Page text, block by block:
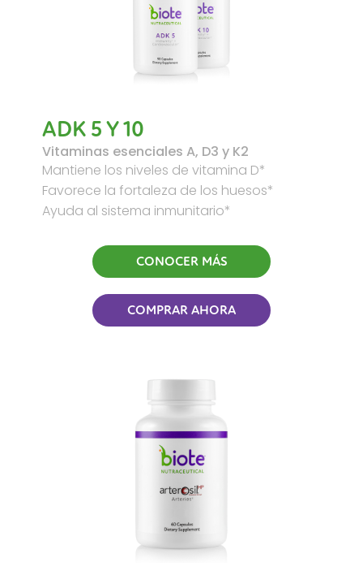
ADK 5 Y 10
Vitaminas esenciales A, D3 y K2
Mantiene los niveles de vitamina D*
Favorece la fortaleza de los huesos*
Ayuda al sistema inmunitario*
CONOCER MÁS
COMPRAR AHORA